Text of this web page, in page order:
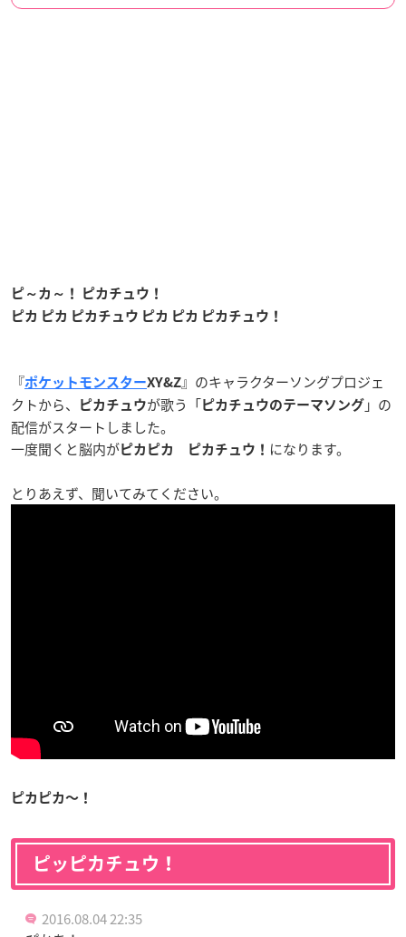
ピ～カ～！ ピカチュウ！
ピカ ピカ ピカチュウ ピカ ピカ ピカチュウ！
『ポケットモンスターXY&Z』のキャラクターソングプロジェ
クトから、
ピカチュウが歌う「 ピカチュウのテーマソング 」の
配信がスタートしました。
一度聞くと脳内が ピカピカ ピカチュウ！ になります。
とりあえず、聞いてみてください。
ピカピカ〜！
ピッピカチュウ！
2016.08.04 22:35